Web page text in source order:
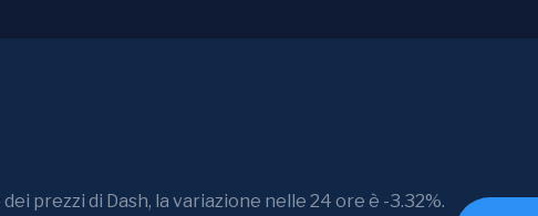
prezzi di Dash, la variazione nelle 24 ore è -3.32%.